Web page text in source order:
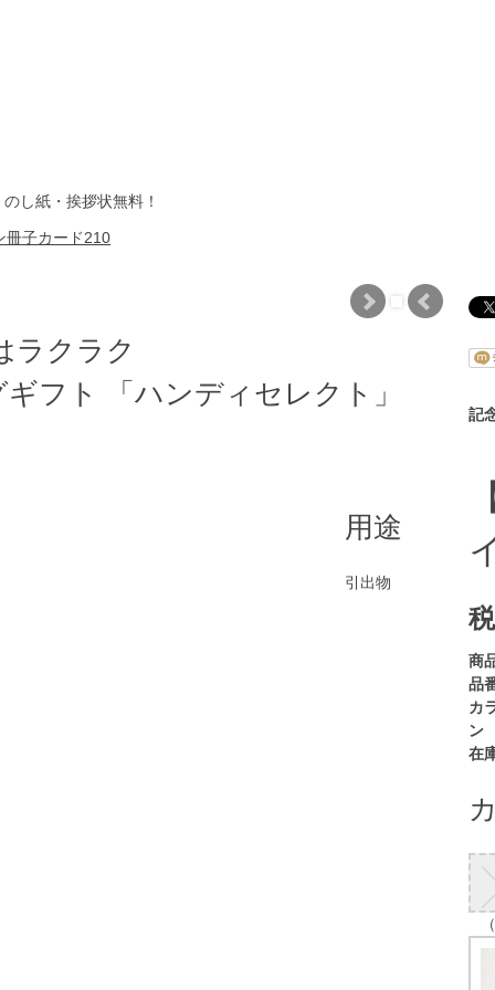
し紙・挨拶状無料！
冊子カード210
ラクラク
フト 「ハンディセレクト」
用途
引出物
記
商
品
カ
ン
在